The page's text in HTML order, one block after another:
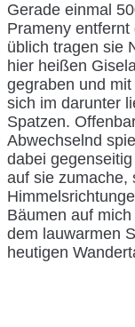
Gerade einmal
Prameny
üblich tragen sie
hier heißen
gegraben und
sich im darunter
Spatzen.
Abwechselnd
dabei
auf sie zumache,
Bäumen auf
dem lauwarmen
heutigen